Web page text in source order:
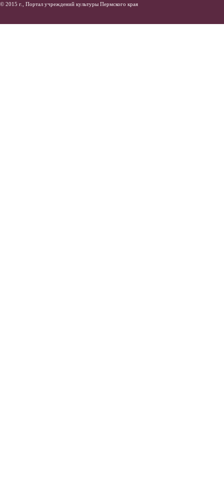
© 2015 г., Портал учреждений культуры Пермского края